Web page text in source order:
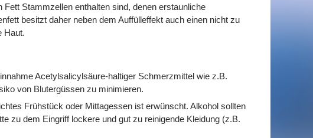
Stammzellen enthalten sind, denen erstaunliche
besitzt daher neben dem Auffülleffekt auch einen nicht zu
Haut.
Acetylsalicylsäure-haltiger Schmerzmittel wie z.B.
von Blutergüssen zu minimieren.
Frühstück oder Mittagessen ist erwünscht. Alkohol sollten
zu dem Eingriff lockere und gut zu reinigende Kleidung (z.B.